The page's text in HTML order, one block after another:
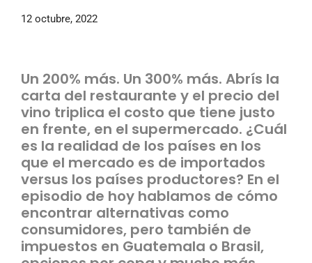
12 octubre, 2022
Un 200% más. Un 300% más. Abrís la
carta del restaurante y el precio del
vino triplica el costo que tiene justo
en frente, en el supermercado. ¿Cuál
es la realidad de los países en los
que el mercado es de importados
versus los países productores? En el
episodio de hoy hablamos de cómo
encontrar alternativas como
consumidores, pero también de
impuestos en Guatemala o Brasil,